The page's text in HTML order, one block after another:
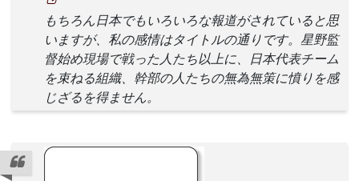
もちろん日本でもいろいろな報道がされていると思
いますが、私の感情はタイトルの通りです。星野監
督始め現場で戦った人たち以上に、日本代表チーム
を束ねる組織、幹部の人たちの無為無策に憤りを感
じざるを得ません。